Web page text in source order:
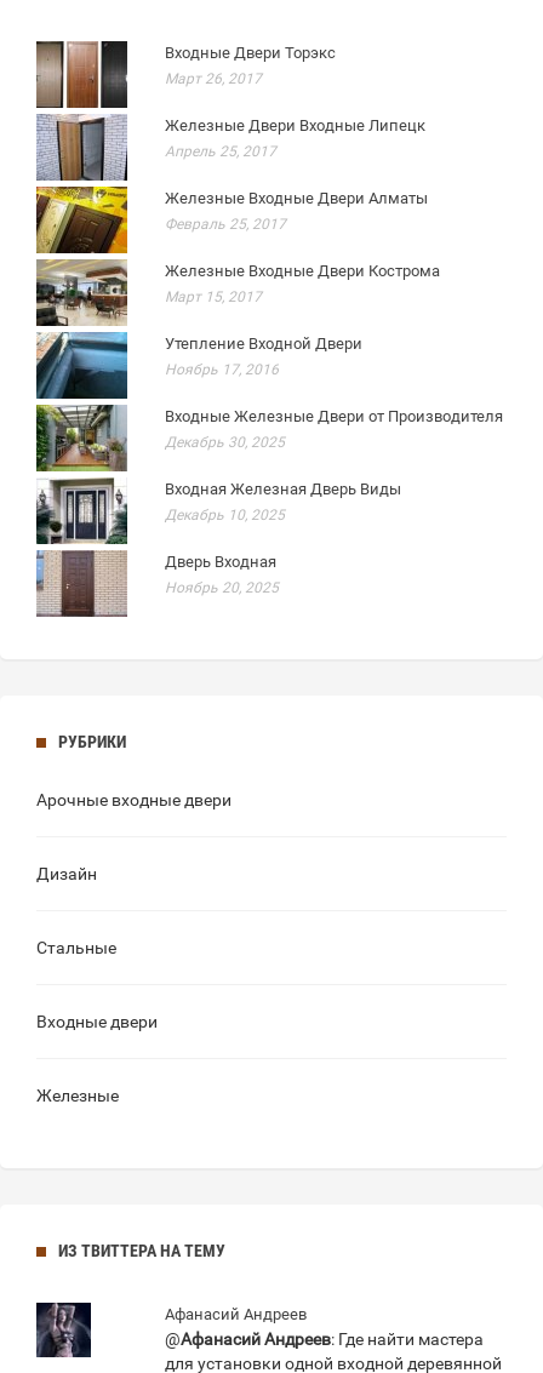
Входные Двери Торэкс
Март 26, 2017
Железные Двери Входные Липецк
Апрель 25, 2017
Железные Входные Двери Алматы
Февраль 25, 2017
Железные Входные Двери Кострома
Март 15, 2017
Утепление Входной Двери
Ноябрь 17, 2016
Входные Железные Двери от Производителя
Декабрь 30, 2025
Входная Железная Дверь Виды
Декабрь 10, 2025
Дверь Входная
Ноябрь 20, 2025
РУБРИКИ
Арочные входные двери
Дизайн
Стальные
Входные двери
Железные
ИЗ ТВИТТЕРА НА ТЕМУ
Афанасий Андреев
@Афанасий Андреев: Где найти мастера
для установки одной входной деревянной